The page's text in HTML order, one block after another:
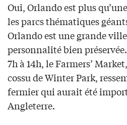
Oui, Orlando est plus
les parcs thématiques
Orlando est une grande
personnalité bien
7h à 14h, le Farmers’
cossu de Winter Park,
fermier qui aurait été
Angleterre.